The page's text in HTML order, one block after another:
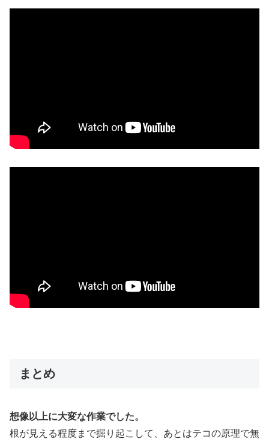
まとめ
想像以上に大変な作業でした。
根が見える程度まで掘り起こして、あとはテコの原理で無